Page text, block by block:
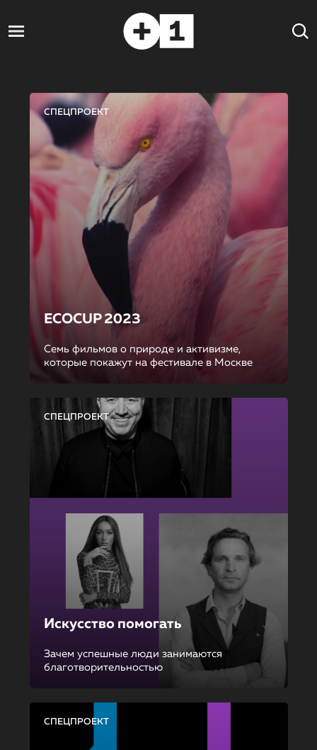
СПЕЦПРОЕКТ
ECOCUP 2023
Семь фильмов о природе и активизме,
которые покажут на фестивале в Москве
СПЕЦПРОЕКТ
Искусство помогать
Зачем успешные люди занимаются
благотворительностью
СПЕЦПРОЕКТ